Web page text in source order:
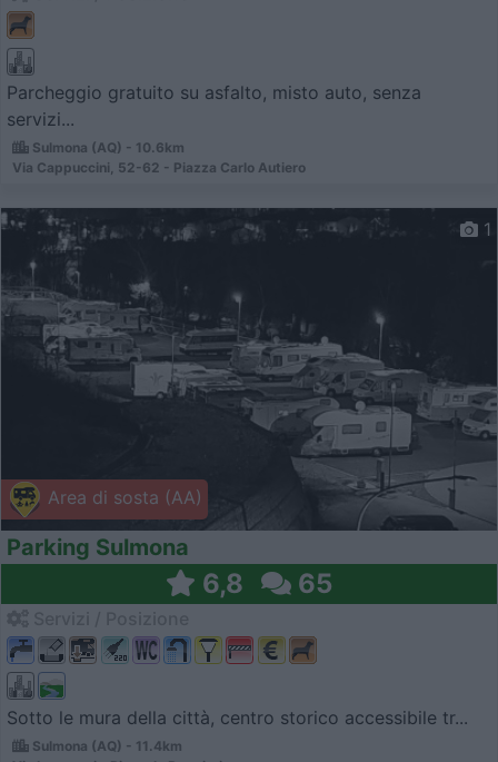
Parcheggio gratuito su asfalto, misto auto, senza
servizi...
Sulmona (AQ) - 10.6km
Via Cappuccini, 52-62 - Piazza Carlo Autiero
Area di sosta (AA)
1
Parking Sulmona
6,8 65
Sotto le mura della città, centro storico accessibile tr...
Sulmona (AQ) - 11.4km